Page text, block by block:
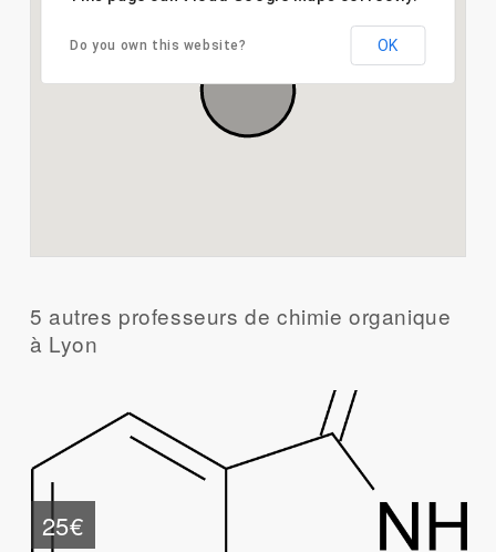
Do you own this website? OK
5 autres professeurs de chimie organique
à Lyon
25€